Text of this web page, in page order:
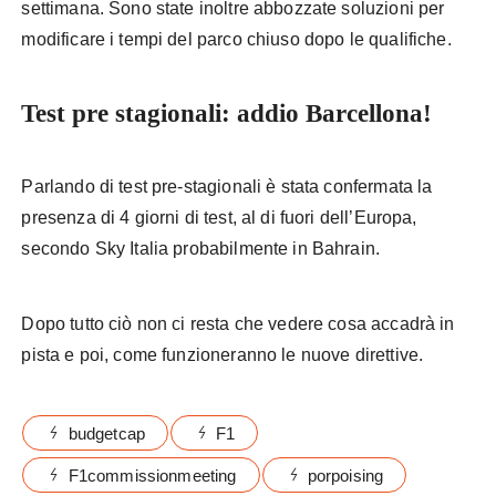
settimana. Sono state inoltre abbozzate soluzioni per
modificare i tempi del parco chiuso dopo le qualifiche.
Test pre stagionali: addio Barcellona!
Parlando di test pre-stagionali è stata confermata la
presenza di 4 giorni di test, al di fuori dell’Europa,
secondo Sky Italia probabilmente in Bahrain.
Dopo tutto ciò non ci resta che vedere cosa accadrà in
pista e poi, come funzioneranno le nuove direttive.
budgetcap F1
F1commissionmeeting porpoising